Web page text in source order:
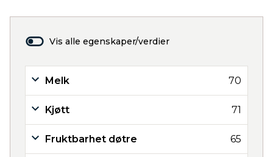
Vis alle egenskaper/verdier
Melk 70
Kjøtt 71
Fruktbarhet døtre 65